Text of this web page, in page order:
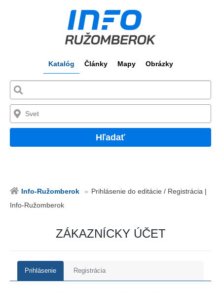
Katalóg Články Mapy Obrázky
Hľadať
Info-Ružomberok
Prihlásenie do editácie / Registrácia |
Info-Ružomberok
ZÁKAZNÍCKY ÚČET
Prihlásenie Registrácia